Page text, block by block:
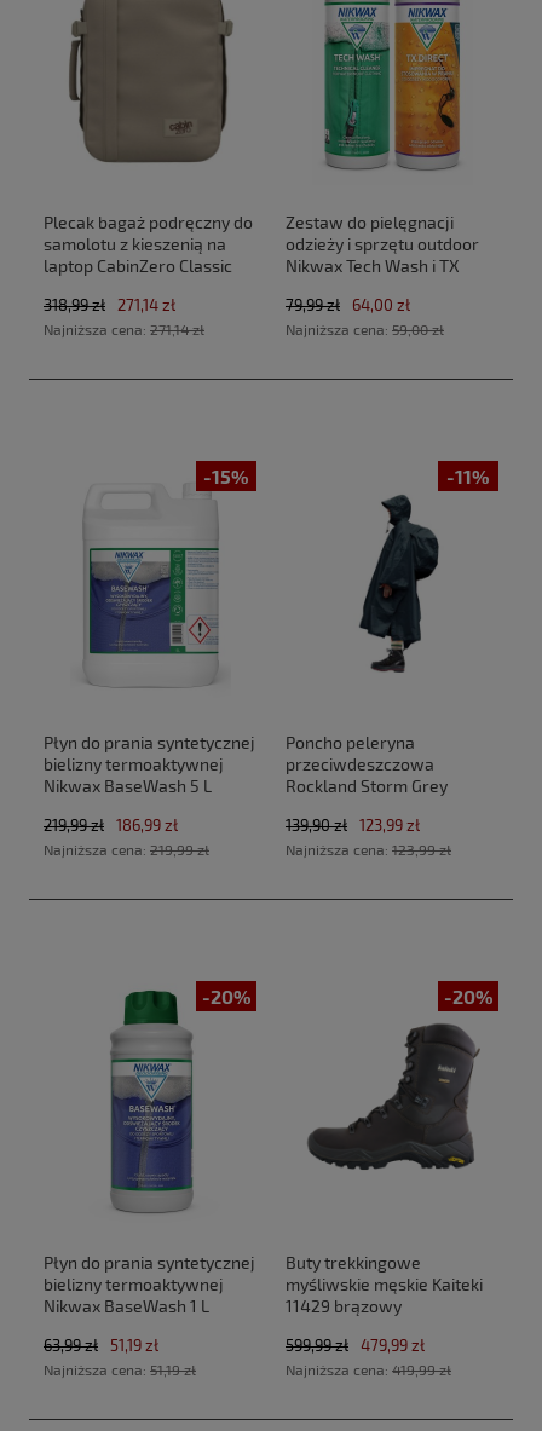
Plecak bagaż podręczny do
samolotu z kieszenią na
laptop CabinZero Classic
(40x30x20cm Ryanair, Wizz
Air)
318,99 zł 271,14 zł
Najniższa cena: 271,14 zł
Zestaw do pielęgnacji
odzieży i sprzętu outdoor
Nikwax Tech Wash i TX
79,99 zł 64,00 zł
Najniższa cena: 59,00 zł
-15%
Płyn do prania syntetycznej
bielizny termoaktywnej
Nikwax BaseWash 5 L
219,99 zł 186,99 zł
Najniższa cena: 219,99 zł
-11%
Poncho peleryna
przeciwdeszczowa
Rockland Storm Grey
139,90 zł 123,99 zł
Najniższa cena: 123,99 zł
-20%
Płyn do prania syntetycznej
bielizny termoaktywnej
Nikwax BaseWash 1 L
63,99 zł 51,19 zł
Najniższa cena: 51,19 zł
-20%
Buty trekkingowe
myśliwskie męskie Kaiteki
11429 brązowy
599,99 zł 479,99 zł
Najniższa cena: 419,99 zł